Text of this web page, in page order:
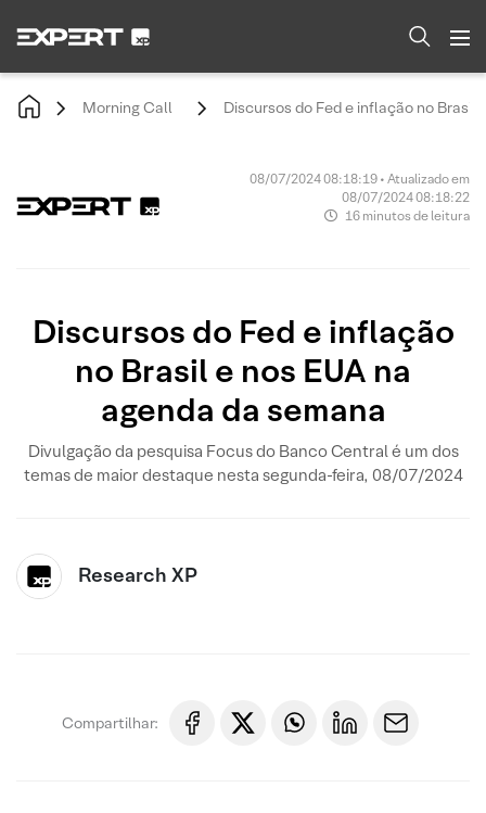
Morning Call Discursos do Fed e inflação no Brasil
08/07/2024 08:18:19 • Atualizado em
08/07/2024 08:18:22
16 minutos de leitura
Discursos do Fed e inflação
no Brasil e nos EUA na
agenda da semana
Divulgação da pesquisa Focus do Banco Central é um dos
temas de maior destaque nesta segunda-feira, 08/07/2024
Research XP
Compartilhar: